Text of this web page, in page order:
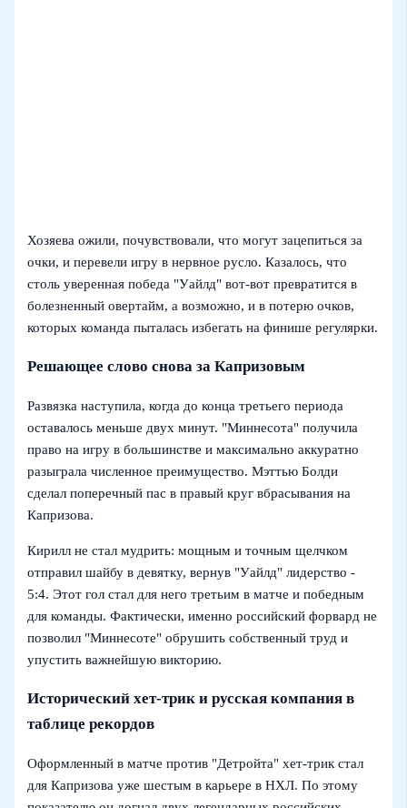
Хозяева ожили, почувствовали, что могут зацепиться за
очки, и перевели игру в нервное русло. Казалось, что
столь уверенная победа "Уайлд" вот-вот превратится в
болезненный овертайм, а возможно, и в потерю очков,
которых команда пыталась избегать на финише регулярки.
Решающее слово снова за Капризовым
Развязка наступила, когда до конца третьего периода
оставалось меньше двух минут. "Миннесота" получила
право на игру в большинстве и максимально аккуратно
разыграла численное преимущество. Мэттью Болди
сделал поперечный пас в правый круг вбрасывания на
Капризова.
Кирилл не стал мудрить: мощным и точным щелчком
отправил шайбу в девятку, вернув "Уайлд" лидерство -
5:4. Этот гол стал для него третьим в матче и победным
для команды. Фактически, именно российский форвард не
позволил "Миннесоте" обрушить собственный труд и
упустить важнейшую викторию.
Исторический хет-трик и русская компания в
таблице рекордов
Оформленный в матче против "Детройта" хет-трик стал
для Капризова уже шестым в карьере в НХЛ. По этому